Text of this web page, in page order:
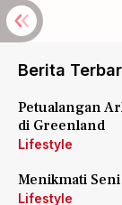
Berita
Petualangan
di Greenland
Lifestyle
Menikmati
Lifestyle